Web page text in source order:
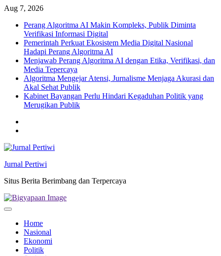
Skip
content
Aug 7, 2026
Perang Algoritma AI Makin Kompleks, Publik Diminta
Verifikasi Informasi Digital
Pemerintah Perkuat Ekosistem Media Digital Nasional
Hadapi Perang Algoritma AI
Menjawab Perang Algoritma AI dengan Etika, Verifikasi, dan
Media Tepercaya
Algoritma Mengejar Atensi, Jurnalisme Menjaga Akurasi dan
Akal Sehat Publik
Kabinet Bayangan Perlu Hindari Kegaduhan Politik yang
Merugikan Publik
Jurnal Pertiwi
Situs Berita Berimbang dan Terpercaya
Home
Nasional
Ekonomi
Politik